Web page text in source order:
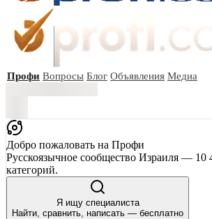
Профи Вопросы Блог Объявления Медиа
Добро пожаловать на Профи
Русскоязычное сообщество Израиля — 10
категорий.
Я ищу специалиста
Найти, сравнить, написать — бесплатно